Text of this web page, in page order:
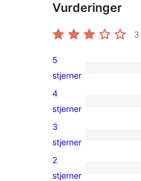
Vurderinger
3
1
5-
star
5
stjerner
0
4-
star
4
stjerner
0
3-
star
3
stjerner
0
2
stjerner